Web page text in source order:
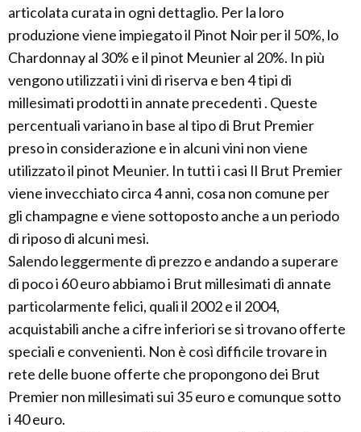
articolata curata in ogni dettaglio. Per la loro
produzione viene impiegato il Pinot Noir per il 50%, lo
Chardonnay al 30% e il pinot Meunier al 20%. In più
vengono utilizzati i vini di riserva e ben 4 tipi di
millesimati prodotti in annate precedenti . Queste
percentuali variano in base al tipo di Brut Premier
preso in considerazione e in alcuni vini non viene
utilizzato il pinot Meunier. In tutti i casi Il Brut Premier
viene invecchiato circa 4 anni, cosa non comune per
gli champagne e viene sottoposto anche a un periodo
di riposo di alcuni mesi.
Salendo leggermente di prezzo e andando a superare
di poco i 60 euro abbiamo i Brut millesimati di annate
particolarmente felici, quali il 2002 e il 2004,
acquistabili anche a cifre inferiori se si trovano offerte
speciali e convenienti. Non è così difficile trovare in
rete delle buone offerte che propongono dei Brut
Premier non millesimati sui 35 euro e comunque sotto
i 40 euro.